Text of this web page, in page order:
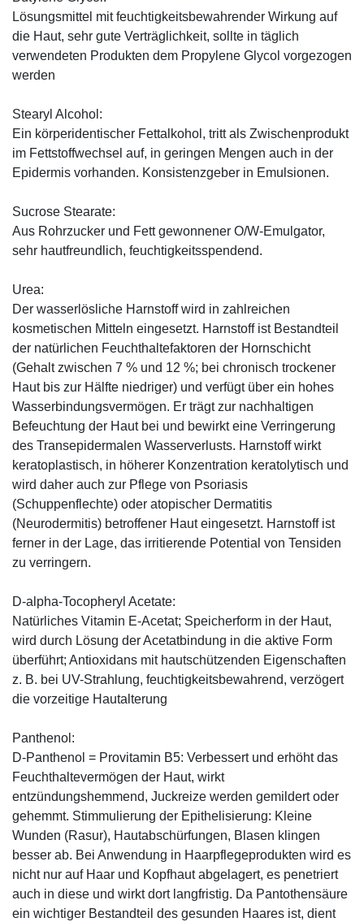
Lösungsmittel mit feuchtigkeitsbewahrender Wirkung auf
die Haut, sehr gute Verträglichkeit, sollte in täglich
verwendeten Produkten dem Propylene Glycol vorgezogen
werden
Stearyl Alcohol:
Ein körperidentischer Fettalkohol, tritt als Zwischenprodukt
im Fettstoffwechsel auf, in geringen Mengen auch in der
Epidermis vorhanden. Konsistenzgeber in Emulsionen.
Sucrose Stearate:
Aus Rohrzucker und Fett gewonnener O/W-Emulgator,
sehr hautfreundlich, feuchtigkeitsspendend.
Urea:
Der wasserlösliche Harnstoff wird in zahlreichen
kosmetischen Mitteln eingesetzt. Harnstoff ist Bestandteil
der natürlichen Feuchthaltefaktoren der Hornschicht
(Gehalt zwischen 7 % und 12 %; bei chronisch trockener
Haut bis zur Hälfte niedriger) und verfügt über ein hohes
Wasserbindungsvermögen. Er trägt zur nachhaltigen
Befeuchtung der Haut bei und bewirkt eine Verringerung
des Transepidermalen Wasserverlusts. Harnstoff wirkt
keratoplastisch, in höherer Konzentration keratolytisch und
wird daher auch zur Pflege von Psoriasis
(Schuppenflechte) oder atopischer Dermatitis
(Neurodermitis) betroffener Haut eingesetzt. Harnstoff ist
ferner in der Lage, das irritierende Potential von Tensiden
zu verringern.
D-alpha-Tocopheryl Acetate:
Natürliches Vitamin E-Acetat; Speicherform in der Haut,
wird durch Lösung der Acetatbindung in die aktive Form
überführt; Antioxidans mit hautschützenden Eigenschaften
z. B. bei UV-Strahlung, feuchtigkeitsbewahrend, verzögert
die vorzeitige Hautalterung
Panthenol:
D-Panthenol = Provitamin B5: Verbessert und erhöht das
Feuchthaltevermögen der Haut, wirkt
entzündungshemmend, Juckreize werden gemildert oder
gehemmt. Stimmulierung der Epithelisierung: Kleine
Wunden (Rasur), Hautabschürfungen, Blasen klingen
besser ab. Bei Anwendung in Haarpflegeprodukten wird es
nicht nur auf Haar und Kopfhaut abgelagert, es penetriert
auch in diese und wirkt dort langfristig. Da Pantothensäure
ein wichtiger Bestandteil des gesunden Haares ist, dient